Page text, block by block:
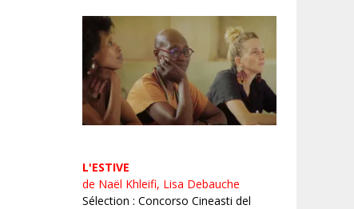
L'ESTIVE
de Naël Khleifi, Lisa Debauche
Sélection : Concorso Cineasti del